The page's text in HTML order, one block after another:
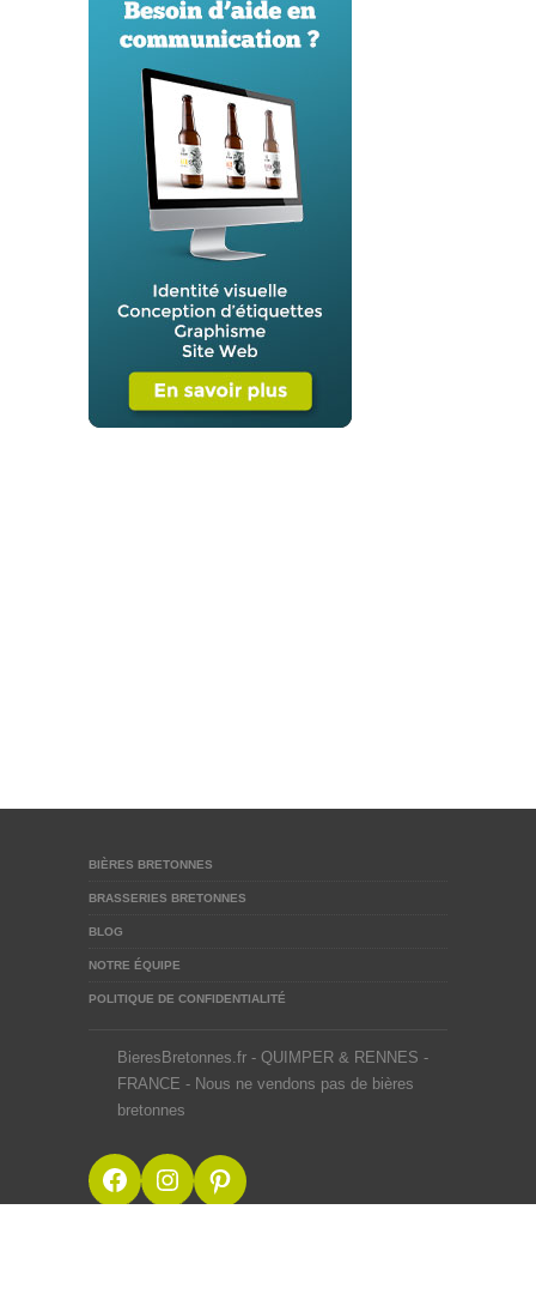
BIÈRES BRETONNES
BRASSERIES BRETONNES
BLOG
NOTRE ÉQUIPE
POLITIQUE DE CONFIDENTIALITÉ
BieresBretonnes.fr - QUIMPER & RENNES -
FRANCE - Nous ne vendons pas de bières
bretonnes
Facebook
Instagram
Pinterest